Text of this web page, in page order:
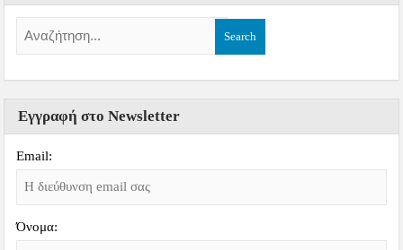
Εγγραφή στο Newsletter
Email:
Όνομα: